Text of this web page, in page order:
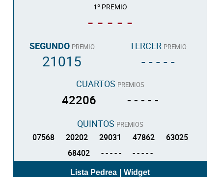
1º PREMIO
- - - - -
SEGUNDO PREMIO
21015
TERCER PREMIO
- - - - -
CUARTOS PREMIOS
42206 - - - - -
QUINTOS PREMIOS
07568 20202 29031 47862
63025
68402
- - - - - - - - - -
Lista Pedrea Widget